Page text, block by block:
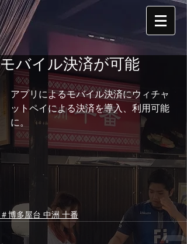
モバイル決済が可能
アプリによるモバイル決済にウィチャ
ットペイによる決済を導入、利用可能
に。
＃博多屋台 中洲 十番